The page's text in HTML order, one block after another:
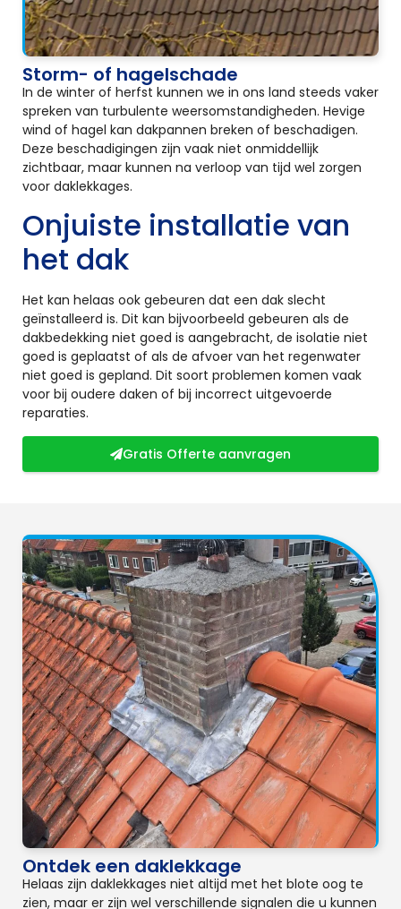
Storm- of hagelschade
In de winter of herfst kunnen we in ons land steeds vaker
spreken van turbulente weersomstandigheden. Hevige
wind of hagel kan dakpannen breken of beschadigen.
Deze beschadigingen zijn vaak niet onmiddellijk
zichtbaar, maar kunnen na verloop van tijd wel zorgen
voor daklekkages.
Onjuiste installatie van
het dak
Het kan helaas ook gebeuren dat een dak slecht
geïnstalleerd is. Dit kan bijvoorbeeld gebeuren als de
dakbedekking niet goed is aangebracht, de isolatie niet
goed is geplaatst of als de afvoer van het regenwater
niet goed is gepland. Dit soort problemen komen vaak
voor bij oudere daken of bij incorrect uitgevoerde
reparaties.
Gratis Offerte aanvragen
Ontdek een daklekkage
Helaas zijn daklekkages niet altijd met het blote oog te
zien, maar er zijn wel verschillende signalen die u kunnen